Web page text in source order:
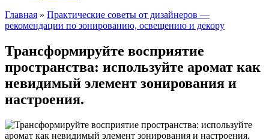
Главная » Практические советы от дизайнеров —
рекомендации по зонированию, освещению и декору
Трансформируйте восприятие
пространства: используйте аромат как
невидимый элемент зонирования и
настроения.